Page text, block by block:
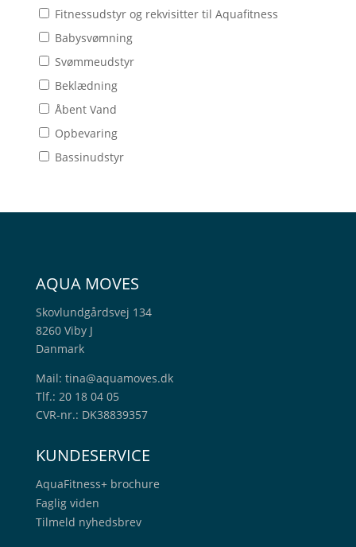
Fitnessudstyr og rekvisitter til Aquafitness
Babysvømning
Svømmeudstyr
Beklædning
Åbent Vand
Opbevaring
Bassinudstyr
AQUA MOVES
Skovlundgårdsvej 134
8260 Viby J
Danmark
Mail: tina@aquamoves.dk
Tlf.: 20 18 04 05
CVR-nr.: DK38839357
KUNDESERVICE
AquaFitness+ brochure
Faglig viden
Tilmeld nyhedsbrev